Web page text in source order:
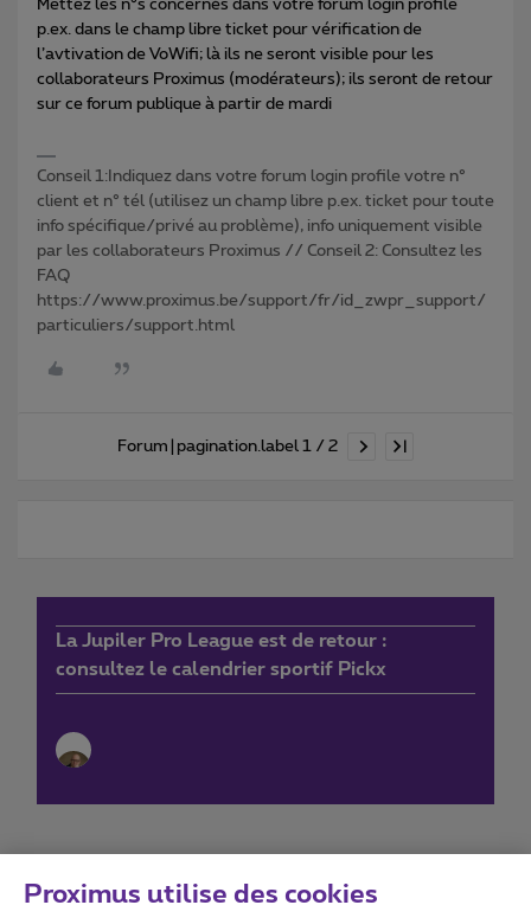
Mettez les n°s concernés dans votre forum login profile
p.ex. dans le champ libre ticket pour vérification de
l’avtivation de VoWifi; là ils ne seront visible pour les
collaborateurs Proximus (modérateurs); ils seront de retour
sur ce forum publique à partir de mardi
Conseil 1:Indiquez dans votre forum login profile votre n°
client et n° tél (utilisez un champ libre p.ex. ticket pour toute
info spécifique/privé au problème), info uniquement visible
par les collaborateurs Proximus // Conseil 2: Consultez les
FAQ
https://www.proximus.be/support/fr/id_zwpr_support/
particuliers/support.html
Forum|pagination.label 1 / 2
La Jupiler Pro League est de retour :
consultez le calendrier sportif Pickx
Proximus utilise des cookies